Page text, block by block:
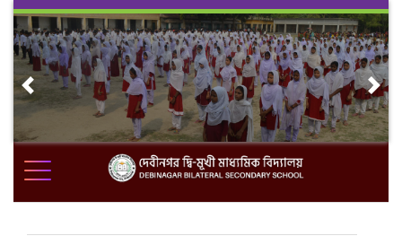
Skip
content
Previous